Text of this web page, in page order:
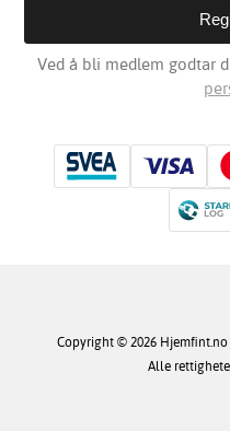
Ved å bli medlem godtar
Copyright © 2026 Hjemfint.no
Alle